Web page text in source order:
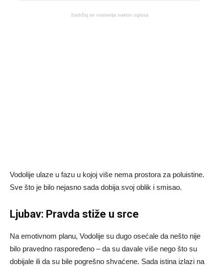
Sadržaj se nastavlja nakon oglasa
Vodolije ulaze u fazu u kojoj više nema prostora za poluistine.
Sve što je bilo nejasno sada dobija svoj oblik i smisao.
Ljubav: Pravda stiže u srce
Na emotivnom planu, Vodolije su dugo osećale da nešto nije
bilo pravedno raspoređeno – da su davale više nego što su
dobijale ili da su bile pogrešno shvaćene. Sada istina izlazi na